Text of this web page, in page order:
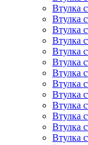
Втулка
Втулка
Втулка
Втулка
Втулка
Втулка
Втулка
Втулка
Втулка
Втулка
Втулка
Втулка
Втулка